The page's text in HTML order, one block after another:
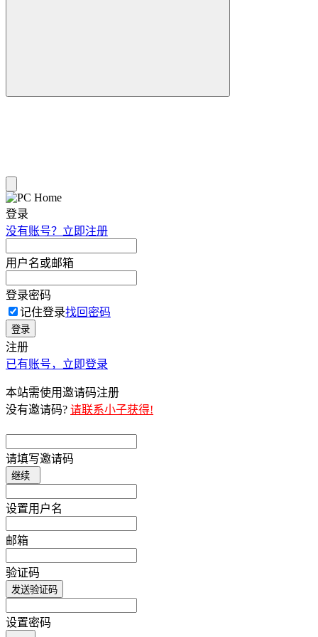
登录
没有账号？立即注册
用户名或邮箱
登录密码
记住登录找回密码
登录
注册
已有账号，立即登录
本站需使用邀请码注册
没有邀请码? 请联系小子获得!
请填写邀请码
继续
设置用户名
邮箱
验证码
发送验证码
设置密码